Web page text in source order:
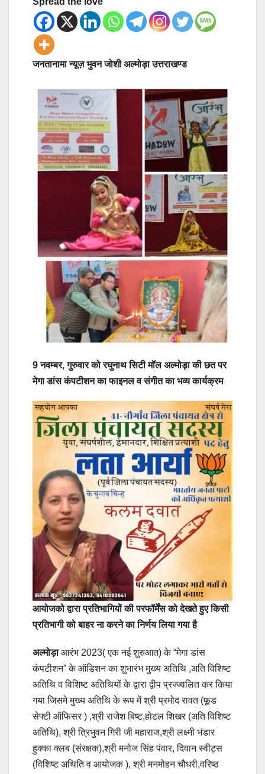
जनतानामा न्यूज़ भुवन जोशी अल्मोड़ा उत्तराखण्ड
9 नवम्बर, गुरुवार को रघुनाथ सिटी मॉल अल्मोड़ा की छत पर
मेगा डांस कंपटीशन का फाइनल व संगीत का भव्य कार्यक्रम
आयोजको द्वारा प्रतिभागियों की परफॉर्मेंस को देखते हुए किसी
प्रतिभागी को बाहर ना करने का निर्णय लिया गया है
अल्मोड़ाआरंभ 2023( एक नई शुरुआत) के “मेगा डांस
कंपटीशन” के ऑडिशन का शुभारंभ मुख्य अतिथि ,अति विशिष्ट
अतिथि व विशिष्ट अतिथियों के द्वारा द्वीप प्रज्ज्वलित कर किया
गया जिसमे मुख्य अतिथि के रूप में श्री प्रमोद रावत (फूड
सेफ्टी ऑफिसर ) ,श्री राजेश बिष्ट,होटल शिखर (अति विशिष्ट
अतिथि), श्री त्रिभुवन गिरी जी महाराज,श्री लक्ष्मी भंडार
हुक्का क्लब (संरक्षक),श्री मनोज सिंह पंवार, दिवान स्वीट्स
(विशिष्ट अथिति व आयोजक ), श्री मनमोहन चौधरी,वरिष्ठ